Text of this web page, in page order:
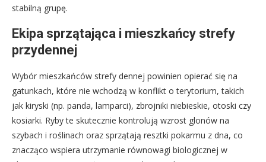
stabilną grupę.
Ekipa sprzątająca i mieszkańcy strefy
przydennej
Wybór mieszkańców strefy dennej powinien opierać się na
gatunkach, które nie wchodzą w konflikt o terytorium, takich
jak kiryski (np. panda, lamparci), zbrojniki niebieskie, otoski czy
kosiarki. Ryby te skutecznie kontrolują wzrost glonów na
szybach i roślinach oraz sprzątają resztki pokarmu z dna, co
znacząco wspiera utrzymanie równowagi biologicznej w